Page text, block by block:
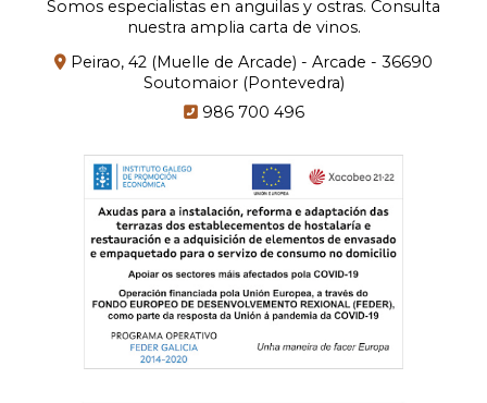
Somos especialistas en anguilas y ostras. Consulta
nuestra amplia carta de vinos.
Peirao, 42 (Muelle de Arcade) - Arcade - 36690
Soutomaior (Pontevedra)
986 700 496